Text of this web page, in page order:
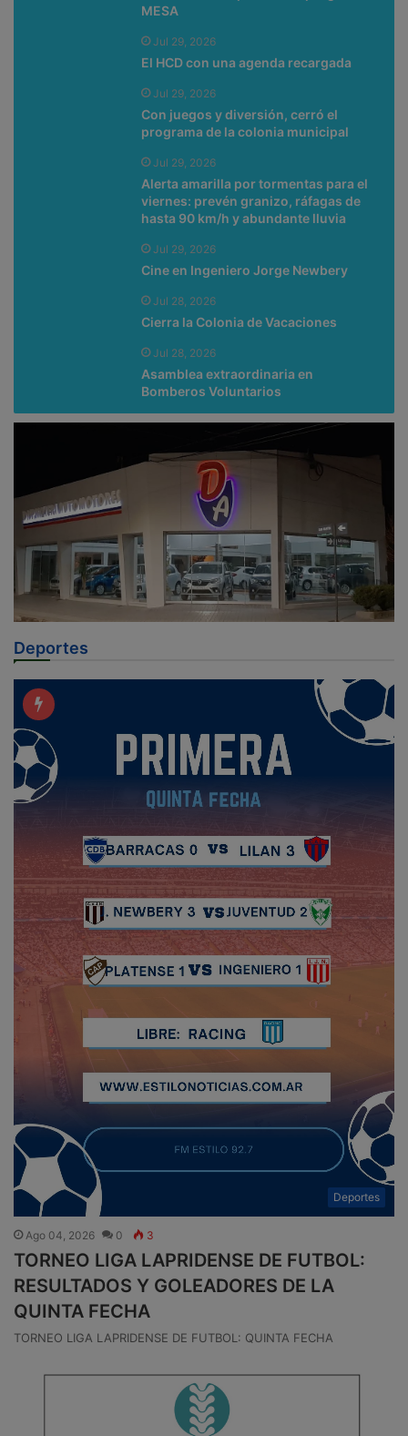
MESA
Jul 29, 2026
El HCD con una agenda recargada
Jul 29, 2026
Con juegos y diversión, cerró el
programa de la colonia municipal
Jul 29, 2026
Alerta amarilla por tormentas para el
viernes: prevén granizo, ráfagas de
hasta 90 km/h y abundante lluvia
Jul 29, 2026
Cine en Ingeniero Jorge Newbery
Jul 28, 2026
Cierra la Colonia de Vacaciones
Jul 28, 2026
Asamblea extraordinaria en
Bomberos Voluntarios
Deportes
Deportes
Ago 04, 2026 0 3
TORNEO LIGA LAPRIDENSE DE FUTBOL:
RESULTADOS Y GOLEADORES DE LA
QUINTA FECHA
TORNEO LIGA LAPRIDENSE DE FUTBOL: QUINTA FECHA